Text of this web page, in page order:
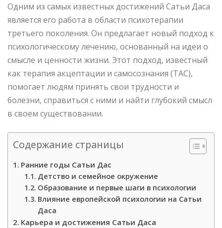
Одним из самых известных достижений Сатьи Даса
является его работа в области психотерапии
третьего поколения. Он предлагает новый подход к
психологическому лечению, основанный на идеи о
смысле и ценности жизни. Этот подход, известный
как терапия акцептации и самосознания (ТАС),
помогает людям принять свои трудности и
болезни, справиться с ними и найти глубокий смысл
в своем существовании.
Содержание страницы
Ранние годы Сатьи Дас
Детство и семейное окружение
Образование и первые шаги в психологии
Влияние европейской психологии на Сатьи
Даса
Карьера и достижения Сатьи Даса